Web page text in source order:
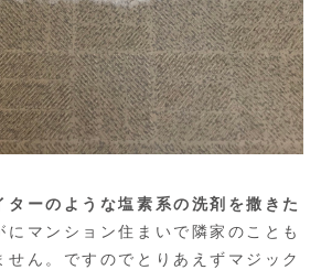
ターのような塩素系の洗剤を撒きた
にマンション住まいで隣家のことも
せん。ですのでとりあえずマジック